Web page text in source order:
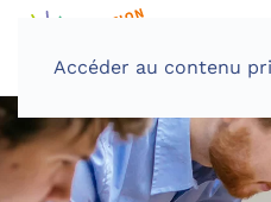
Accéder au contenu